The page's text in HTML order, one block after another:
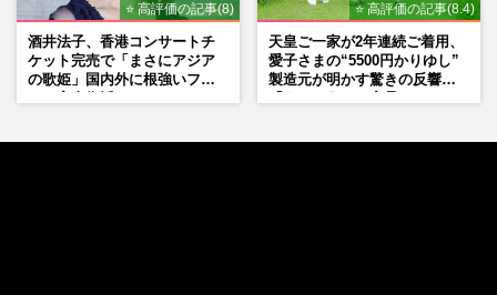
⭐ 高評価の記事(8)
酒井法子、香港コンサートチ
ケット完売で「まさにアジア
の歌姫」国内外に根強いファ
⭐ 高評価の記事(8.4)
天皇ご一家が2年連続ご着用、
愛子さまの“5500円かりゆし”
製造元が明かす驚きの反響